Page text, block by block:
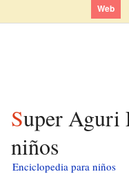
Web
Super Aguri F1 Team para
niños
Enciclopedia para niños